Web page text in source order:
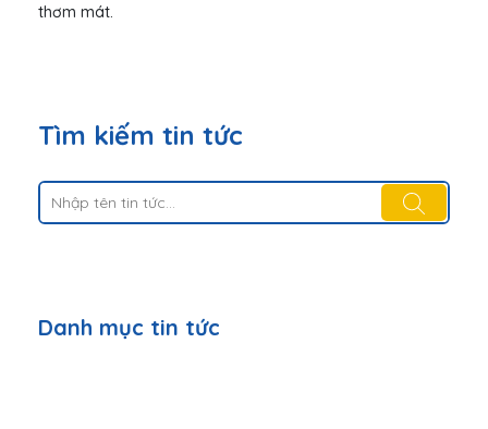
thơm mát.
Tìm kiếm tin tức
Danh mục tin tức